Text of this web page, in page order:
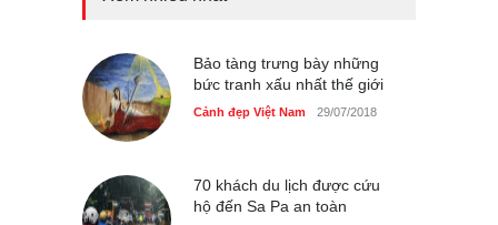
Cảnh đẹp Việt Nam 24/04/2020
Những món ăn đồng quê
Bảo tàng trưng bày những
bức tranh xấu nhất thế giới
Cảnh đẹp Việt Nam 29/07/2018
70 khách du lịch được cứu
hộ đến Sa Pa an toàn